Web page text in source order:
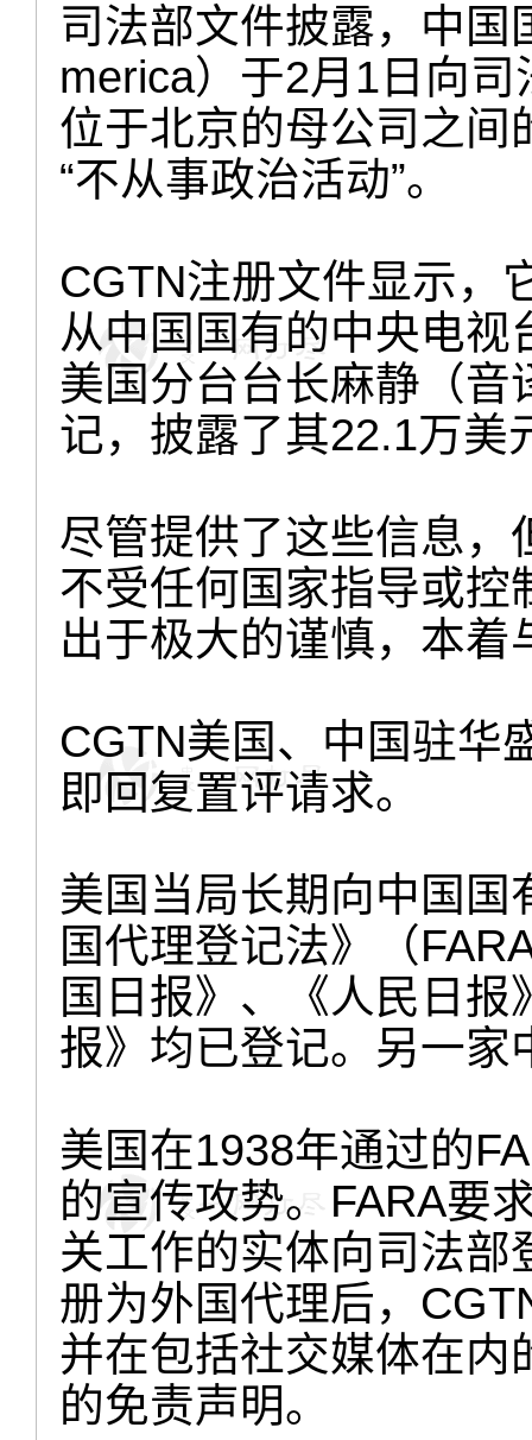
司法部文件披露，中国
merica）于2月1日向
位于北京的母公司之间
“不从事政治活动”。
CGTN注册文件显示，
从中国国有的中央电
美国分台台长麻静（
记，披露了其22.1万美
尽管提供了这些信息，
不受任何国家指导或控
出于极大的谨慎，本着
CGTN美国、中国驻华
即回复置评请求。
美国当局长期向中国
国代理登记法》（
国日报》、《人民日
报》均已登记。另一家
美国在1938年通过的
的宣传攻势。FARA要
关工作的实体向司法
册为外国代理后，
并在包括社交媒体在
的免责声明。